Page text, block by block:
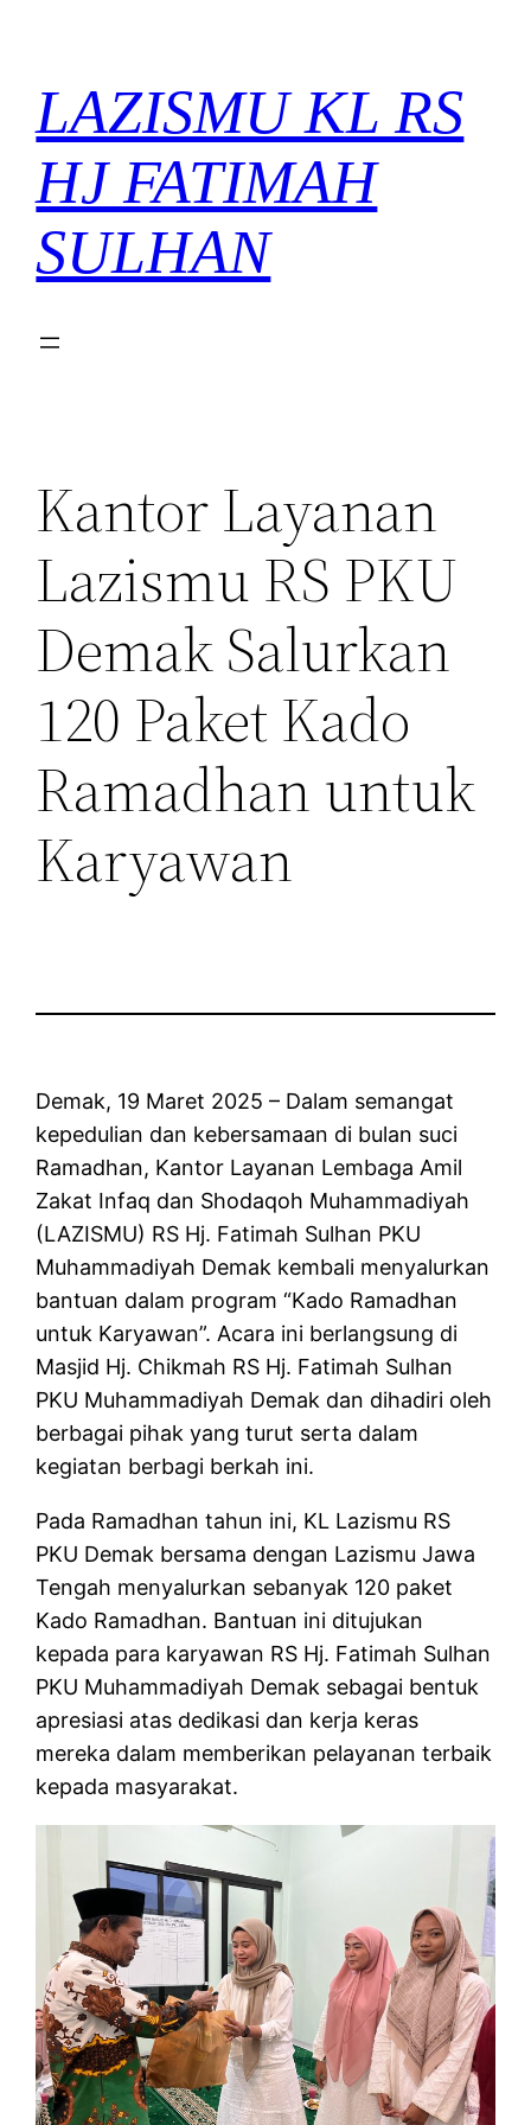
LAZISMU KL RS
HJ FATIMAH
SULHAN
Kantor Layanan
Lazismu RS PKU
Demak Salurkan
120 Paket Kado
Ramadhan untuk
Karyawan
Demak, 19 Maret 2025 – Dalam semangat
kepedulian dan kebersamaan di bulan suci
Ramadhan, Kantor Layanan Lembaga Amil
Zakat Infaq dan Shodaqoh Muhammadiyah
(LAZISMU) RS Hj. Fatimah Sulhan PKU
Muhammadiyah Demak kembali menyalurkan
bantuan dalam program “Kado Ramadhan
untuk Karyawan”. Acara ini berlangsung di
Masjid Hj. Chikmah RS Hj. Fatimah Sulhan
PKU Muhammadiyah Demak dan dihadiri oleh
berbagai pihak yang turut serta dalam
kegiatan berbagi berkah ini.
Pada Ramadhan tahun ini, KL Lazismu RS
PKU Demak bersama dengan Lazismu Jawa
Tengah menyalurkan sebanyak 120 paket
Kado Ramadhan. Bantuan ini ditujukan
kepada para karyawan RS Hj. Fatimah Sulhan
PKU Muhammadiyah Demak sebagai bentuk
apresiasi atas dedikasi dan kerja keras
mereka dalam memberikan pelayanan terbaik
kepada masyarakat.